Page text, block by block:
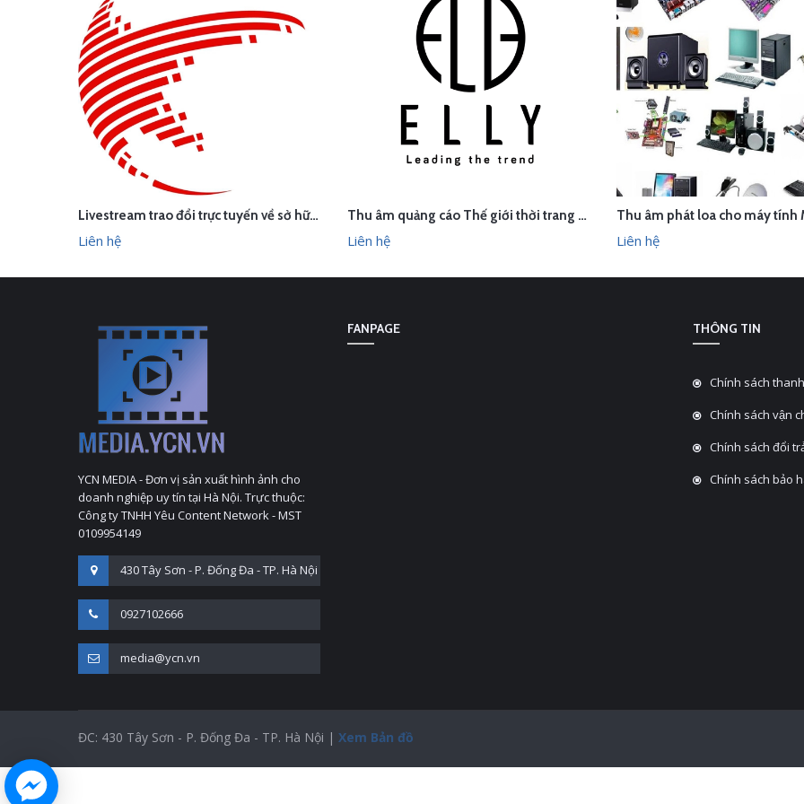
LIÊN HỆ XEM NHANH
Livestream trao đổi trực tuyến về sở hữu trí tuệ trong hiệp định EVFTA
Liên hệ
LIÊN HỆ XEM NHANH
Thu âm quảng cáo Thế giới thời trang phụ kiện cao cấp ELLY, Sơn Tây, Hà Nội
Liên hệ
LIÊN HỆ XEM
Liên hệ
YCN MEDIA - Đơn vị sản xuất hình ảnh cho
doanh nghiệp uy tín tại Hà Nội. Trực thuộc:
Công ty TNHH Yêu Content Network - MST
0109954149
430 Tây Sơn - P. Đống Đa - TP. Hà Nội
0927102666
media@ycn.vn
FANPAGE THÔNG TIN
Chính sách
Chính sách vận
Chính sách đổi
Chính sách bảo
ĐC: 430 Tây Sơn - P. Đống Đa - TP. Hà Nội | Xem Bản đồ